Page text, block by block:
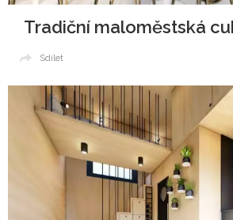
Tradiční maloměstská
Sdílet